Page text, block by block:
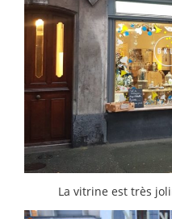
La vitrine est très